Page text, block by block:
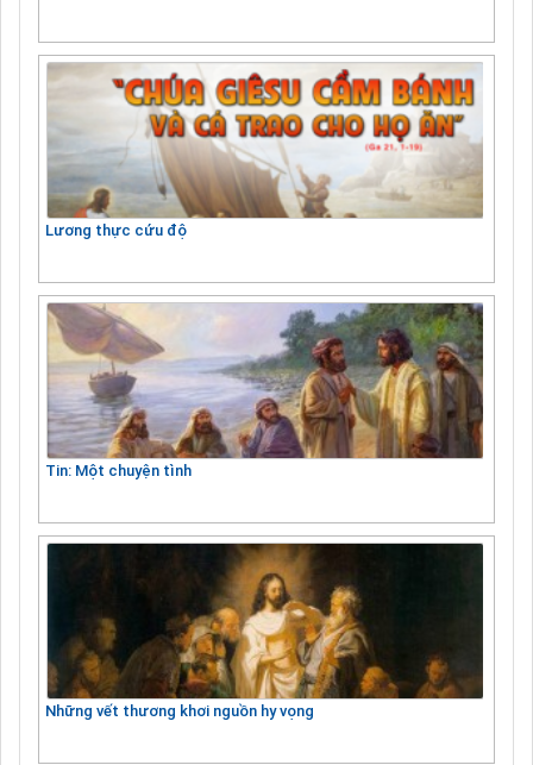
Lương thực cứu độ
Tin: Một chuyện tình
Những vết thương khơi nguồn hy vọng